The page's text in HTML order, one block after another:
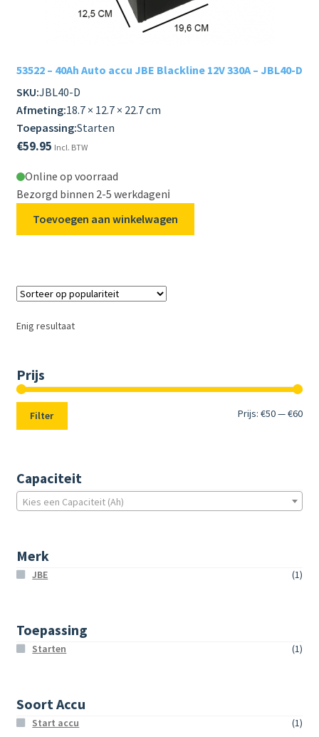
LADERS & ACCESSOIRES
SOORTEN
53522 – 40Ah Auto accu JBE Blackline 12V 330A – JBL40-D
SKU:JBL40-D
Afmeting:18.7 × 12.7 × 22.7 cm
Toepassing:Starten
€59.95 Incl. BTW
Online op voorraad
Bezorgd binnen 2-5 werkdagenℹ️
Toevoegen aan winkelwagen
Enig resultaat
Prijs
Min.
Filter Prijs:€50—€60
Capaciteit
Kies een Capaciteit (Ah)
Merk
JBE (1)
Toepassing
Starten (1)
Soort Accu
Start accu (1)